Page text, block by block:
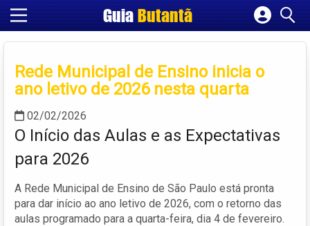
GuiaButantã
Cadastrar empresa
Criar conta
Rede Municipal de Ensino inicia o
ano letivo de 2026 nesta quarta
02/02/2026
O Início das Aulas e as Expectativas
para 2026
A Rede Municipal de Ensino de São Paulo está pronta
para dar início ao ano letivo de 2026, com o retorno das
aulas programado para a quarta-feira, dia 4 de fevereiro.